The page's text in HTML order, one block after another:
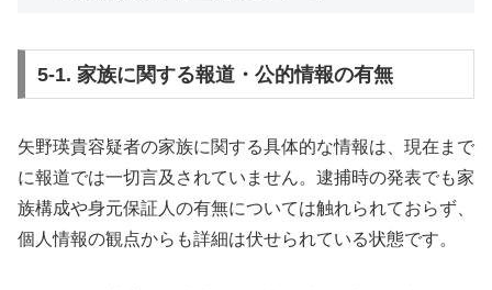
5-1. 家族に関する報道・公的情報の有無
矢野瑛貴容疑者の家族に関する具体的な情報は、現在まで
に報道では一切言及されていません。逮捕時の発表でも家
族構成や身元保証人の有無については触れられておらず、
個人情報の観点からも詳細は伏せられている状態です。